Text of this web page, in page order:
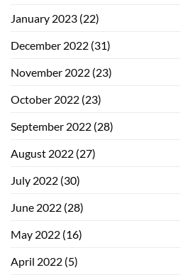
January 2023 (22)
December 2022 (31)
November 2022 (23)
October 2022 (23)
September 2022 (28)
August 2022 (27)
July 2022 (30)
June 2022 (28)
May 2022 (16)
April 2022 (5)